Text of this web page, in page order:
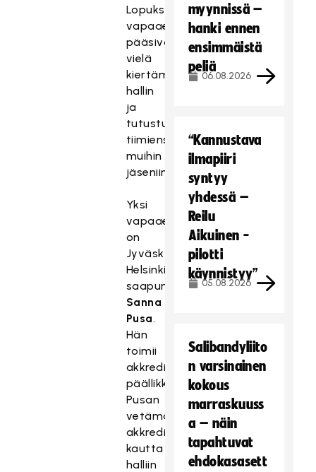
Lopuksi
vapaaehtoiset
pääsivät
vielä
kiertämään
hallin
ja
tutustumaan
tiimiensä
muihin
jäseniin.
Yksi
vapaaehtoisista
on
Jyväskylästä
Helsinkiin
saapunut
Sanna
Pusa.
Hän
toimii
akkreditoinnin
päällikkönä.
Pusan
vetämän
akkreditointitoimiston
kautta
halliin
myynnissä –
hanki ennen
ensimmäistä
peliä
06.08.2026
“Kannustava
ilmapiiri
syntyy
yhdessä –
Reilu
Aikuinen -
pilotti
käynnistyy”
05.08.2026
Salibandyliito
n varsinainen
kokous
marraskuuss
a – näin
tapahtuvat
ehdokasasett